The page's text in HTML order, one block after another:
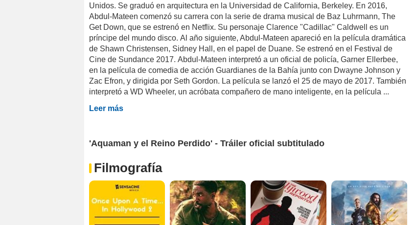
Unidos. Se graduó en arquitectura en la Universidad de California, Berkeley. En 2016,
Abdul-Mateen comenzó su carrera con la serie de drama musical de Baz Luhrmann, The
Get Down, que se estrenó en Netflix. Su personaje Clarence "Cadillac" Caldwell es un
príncipe del mundo disco. Al año siguiente, Abdul-Mateen apareció en la película dramática
de Shawn Christensen, Sidney Hall, en el papel de Duane. Se estrenó en el Festival de
Cine de Sundance 2017. Abdul-Mateen interpretó a un oficial de policía, Garner Ellerbee,
en la película de comedia de acción Guardianes de la Bahía junto con Dwayne Johnson y
Zac Efron, y dirigida por Seth Gordon. La película se lanzó el 25 de mayo de 2017. También
interpretó a WD Wheeler, un acróbata compañero de mano inteligente, en la película ...
Leer más
'Aquaman y el Reino Perdido' - Tráiler oficial subtitulado
Filmografía